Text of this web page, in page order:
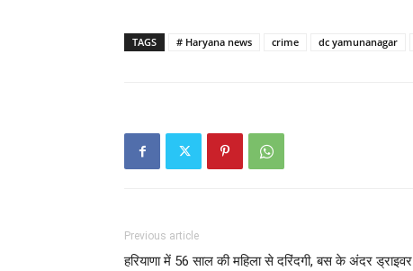
TAGS # Haryana news crime dc yamunanagar
Previous article
हरियाणा में 56 साल की महिला से दरिंदगी, बस के अंदर ड्राइवर